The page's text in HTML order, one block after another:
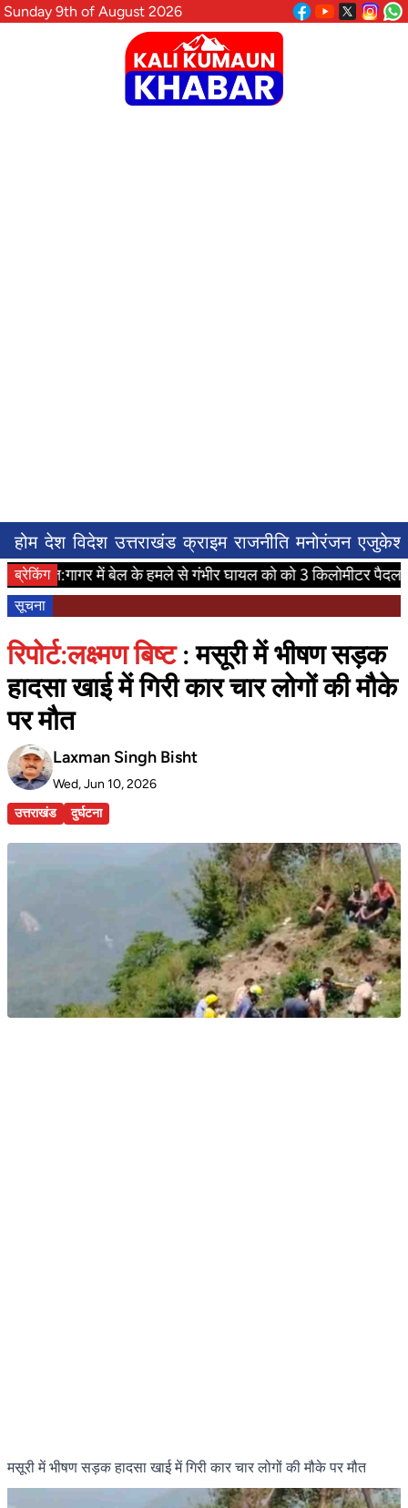
Sunday 9th of August 2026
होम देश विदेश उत्तराखंड क्राइम राजनीति मनोरंजन
ब्रेकिंग में बेल के हमले से गंभीर घायल को को 3 किलोमीटर पैदल
सूचना
रिपोर्ट:लक्ष्मण बिष्ट: मसूरी में भीषण सड़क
हादसा खाई में गिरी कार चार लोगों की मौके
पर मौत
Laxman Singh Bisht
Wed, Jun 10, 2026
उत्तराखंड
दुर्घटना
मसूरी में भीषण सड़क हादसा खाई में गिरी कार चार लोगों की मौके पर मौत